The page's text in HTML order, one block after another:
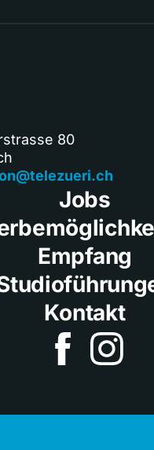
80
Jobs
Empfang
Kontakt